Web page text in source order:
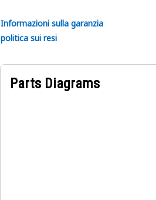
Informazioni sulla garanzia
politica sui resi
Parts Diagrams